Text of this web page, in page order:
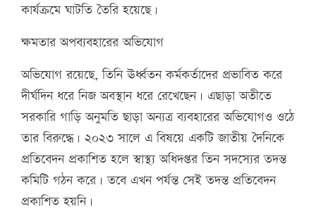
কার্যক্রমে ঘাটতি তৈরি হয়েছে।
ক্ষমতার অপব্যবহারের অভিযোগ
অভিযোগ রয়েছে, তিনি ঊর্ধ্বতন কর্মকর্তাদের প্রভাবিত করে
দীর্ঘদিন ধরে নিজ অবস্থান ধরে রেখেছেন। এছাড়া অতীতে
সরকারি গাড়ি অনুমতি ছাড়া অন্যত্র ব্যবহারের অভিযোগও ওঠে
তার বিরুদ্ধে। ২০২৩ সালে এ বিষয়ে একটি জাতীয় দৈনিকে
প্রতিবেদন প্রকাশিত হলে স্বাস্থ্য অধিদপ্তর তিন সদস্যের তদন্ত
কমিটি গঠন করে। তবে এখন পর্যন্ত সেই তদন্ত প্রতিবেদন
প্রকাশিত হয়নি।